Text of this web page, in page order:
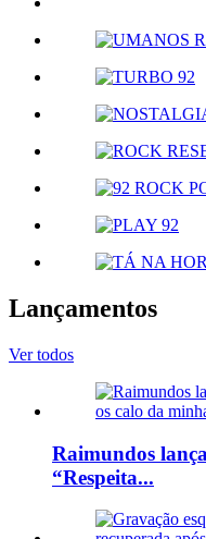
Lançamentos
Ver todos
Raimundos
“Respeita...